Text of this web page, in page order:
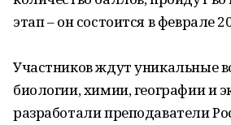
этап – он состоится в феврале
Участников ждут уникальные
биологии, химии, географии и
разработали преподаватели